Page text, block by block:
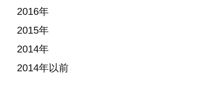
2016年
2015年
2014年
2014年以前